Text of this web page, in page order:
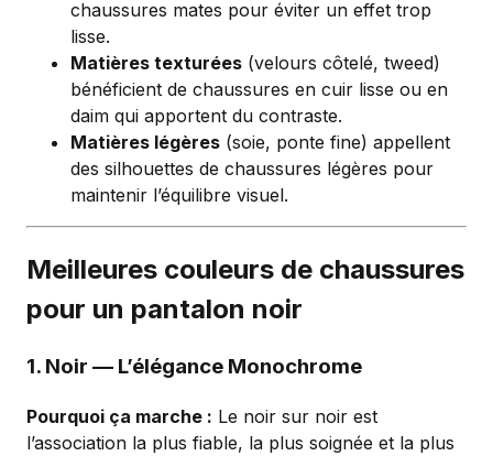
chaussures mates pour éviter un effet trop
lisse.
Matières texturées (velours côtelé, tweed)
bénéficient de chaussures en cuir lisse ou en
daim qui apportent du contraste.
Matières légères (soie, ponte fine) appellent
des silhouettes de chaussures légères pour
maintenir l’équilibre visuel.
Meilleures couleurs de chaussures
pour un pantalon noir
1. Noir — L’élégance Monochrome
Pourquoi ça marche : Le noir sur noir est
l’association la plus fiable, la plus soignée et la plus